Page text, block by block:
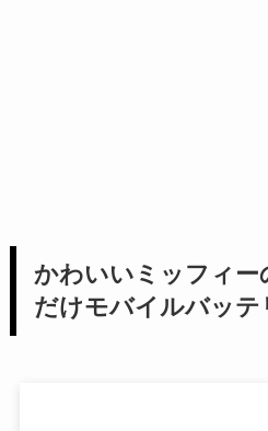
かわいいミッフィー
だけモバイルバッテ